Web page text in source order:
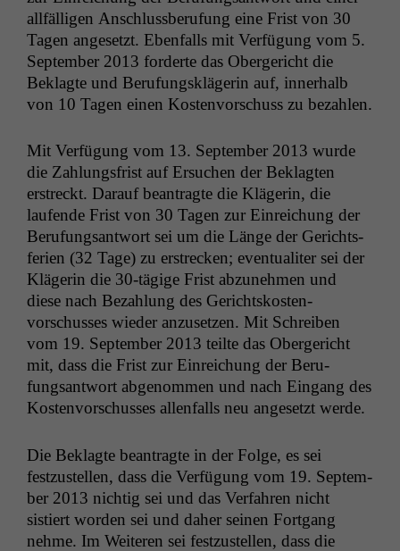
allfäl­li­gen Anschluss­beru­fung eine Frist von 30
Tagen ange­set­zt. Eben­falls mit Ver­fü­gung vom 5.
Sep­tem­ber 2013 forderte das Oberg­ericht die
Beklagte und Beru­fungsklägerin auf, inner­halb
von 10 Tagen einen Kosten­vorschuss zu bezahlen.
Mit Ver­fü­gung vom 13. Sep­tem­ber 2013 wurde
die Zahlungs­frist auf Ersuchen der Beklagten
erstreckt. Darauf beantragte die Klägerin, die
laufende Frist von 30 Tagen zur Ein­re­ichung der
Beru­fungsant­wort sei um die Länge der Gerichts­
fe­rien (32 Tage) zu erstreck­en; even­tu­aliter sei der
Klägerin die 30-tägige Frist abzunehmen und
diese nach Bezahlung des Gericht­skosten­
vorschuss­es wieder anzuset­zen. Mit Schreiben
vom 19. Sep­tem­ber 2013 teilte das Oberg­ericht
mit, dass die Frist zur Ein­re­ichung der Beru­
fungsant­wort abgenom­men und nach Ein­gang des
Kosten­vorschuss­es allen­falls neu ange­set­zt werde.
Die Beklagte beantragte in der Folge, es sei
festzustellen, dass die Ver­fü­gung vom 19. Sep­tem­
ber 2013 nichtig sei und das Ver­fahren nicht
sistiert wor­den sei und daher seinen Fort­gang
nehme. Im Weit­eren sei festzustellen, dass die